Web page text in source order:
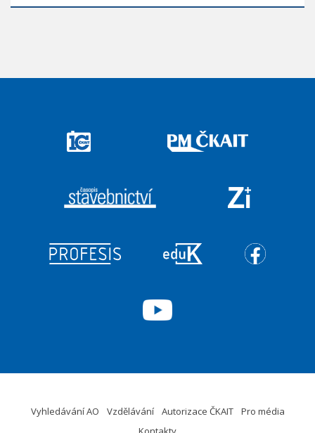
Vyhledávání AO Vzdělávání Autorizace ČKAIT
Pro média